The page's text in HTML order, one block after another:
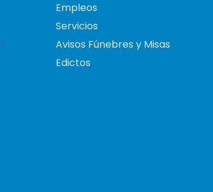
Empleos
Servicios
Avisos Fúnebres y Misas
Edictos